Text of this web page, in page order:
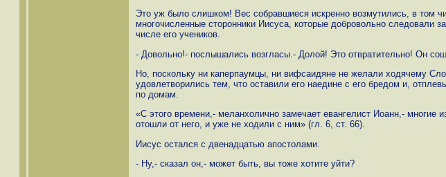
Это уж было слишком! Вес собравшиеся искренно возмутились, в том
многочисленные сторонники Иисуса, которые добровольно следовали
числе его учеников.
- Довольно!- послышались возгласы.- Долой! Это отвратительно! Он
Но, поскольку ни каперпаумцы, ни вифсаидяне не желали ходячему
удовлетворились тем, что оставили его наедине с его бредом и,
по домам.
«С этого времени,- меланхолично замечает евангелист Иоанн,- многие
отошли от него, и уже не ходили с ним» (гл. 6, ст. 66).
Иисус остался с двенадцатью апостолами.
- Ну,- сказал он,- может быть, вы тоже хотите уйти?